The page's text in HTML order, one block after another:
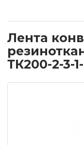
Лента
ТК200-2-3-